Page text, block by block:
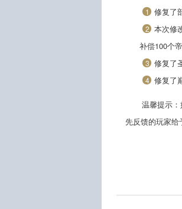
1 修复了
2 本次修
补偿100个
3 修复了
4 修复了
温馨提示
先反馈的玩家给